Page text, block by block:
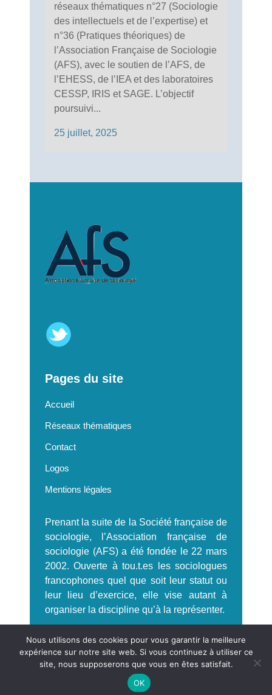
réseaux thématiques n°27 (Sociologie
des intellectuels et de l’expertise) et
n°36 (Pratiques théoriques) de
l’Association Française de Sociologie
(AFS), avec le soutien de l’AFS, de
l’EHESS, de l’IEA et des laboratoires
CESSP, IRIS et SAGE. L’objectif
poursuivi...
25 juillet, 2025
Pages du site
Accueil
Réseaux thématiques
Contact
Logos
Mentions légales
Prenant la suite de la Société française de
sociologie, l’Association française de
sociologie (AFS) a été fondée le 22 mars
2002. Ouverte à tou.t.es les sociologues
francophones quel que soit leur statut ou
leur lieu d’exercice, elle vise autant à
organiser la discipline qu’à la représenter.
S'incrire à la Newsletter AFS
Nous utilisons des cookies pour vous garantir la meilleure
expérience sur notre site web. Si vous continuez à utiliser ce
site, nous supposerons que vous en êtes satisfait.
OK